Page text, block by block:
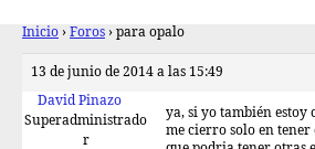
Inicio › Foros › para opalo
13 de junio de 2014 a las 15:49
David Pinazo
Superadministrado
r
ya, si yo también estoy
me cierro solo en tener